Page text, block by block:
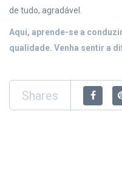
de tudo, agradável.
Aqui, aprende-se a
qualidade. Venha sentir a
Shares